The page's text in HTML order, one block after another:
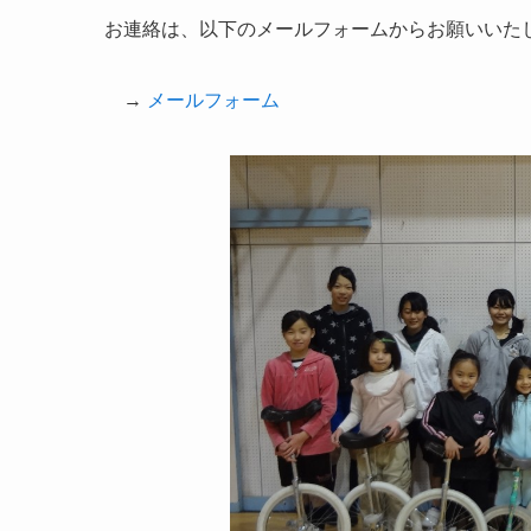
お連絡は、以下のメールフォームからお願いいた
→ メールフォーム